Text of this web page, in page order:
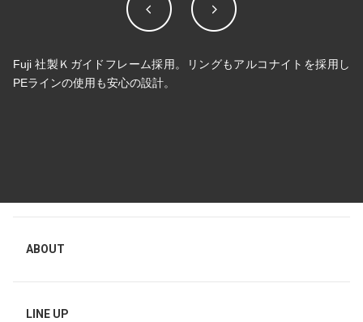
Fuji 社製Ｋガイドフレーム採用。リングもアルコナイトを採用し
PEラインの使用も安心の設計。
ABOUT
LINE UP